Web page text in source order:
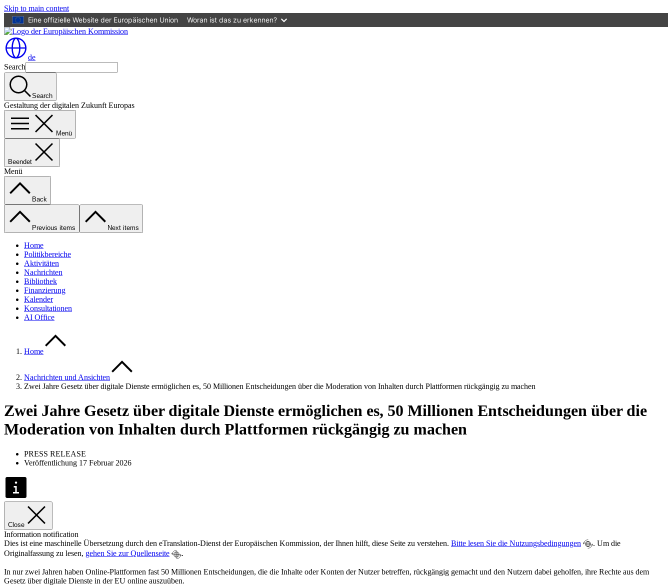
Skip to main content
Eine offizielle Website der Europäischen Union
Woran ist das zu erkennen?
de
Search
Search
Gestaltung der digitalen Zukunft Europas
Menü
Beendet
Menü
Back
Previous items Next items
Home
Politikbereiche
Aktivitäten
Nachrichten
Bibliothek
Finanzierung
Kalender
Konsultationen
AI Office
Home
Nachrichten und Ansichten
Zwei Jahre Gesetz über digitale Dienste ermöglichen es, 50 Millionen Entscheidungen über die Moderation von Inhalten durch Plattformen rückgängig zu machen
Zwei Jahre Gesetz über digitale Dienste ermöglichen es, 50 Millionen Entscheidungen über die
Moderation von Inhalten durch Plattformen rückgängig zu machen
PRESS RELEASE
Veröffentlichung 17 Februar 2026
Close
Information notification
Dies ist eine maschinelle Übersetzung durch den eTranslation-Dienst der Europäischen Kommission, der Ihnen hilft, diese Seite zu verstehen. Bitte lesen Sie die Nutzungsbedingungen
. Um die
Originalfassung zu lesen, gehen Sie zur Quellenseite .
In nur zwei Jahren haben Online-Plattformen fast 50 Millionen Entscheidungen, die die Inhalte oder Konten der Nutzer betreffen, rückgängig gemacht und den Nutzern dabei geholfen, ihre Rechte aus dem
Gesetz über digitale Dienste in der EU online auszuüben.